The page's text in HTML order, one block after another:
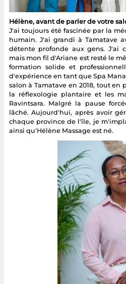
Hélène, avant de parler de votre
J'ai toujours été fascinée par la
humain. J'ai grandi à Tamatave
détente profonde aux gens. J'ai
mais mon fil d'Ariane est resté le
formation solide et
d'expérience en tant que Spa
salon à Tamatave en 2018, tout
la réflexologie plantaire et les
Ravintsara. Malgré la pause
lâché. Aujourd'hui, après avoir
chaque province de l'île, je
ainsi qu'Hélène Massage est né.